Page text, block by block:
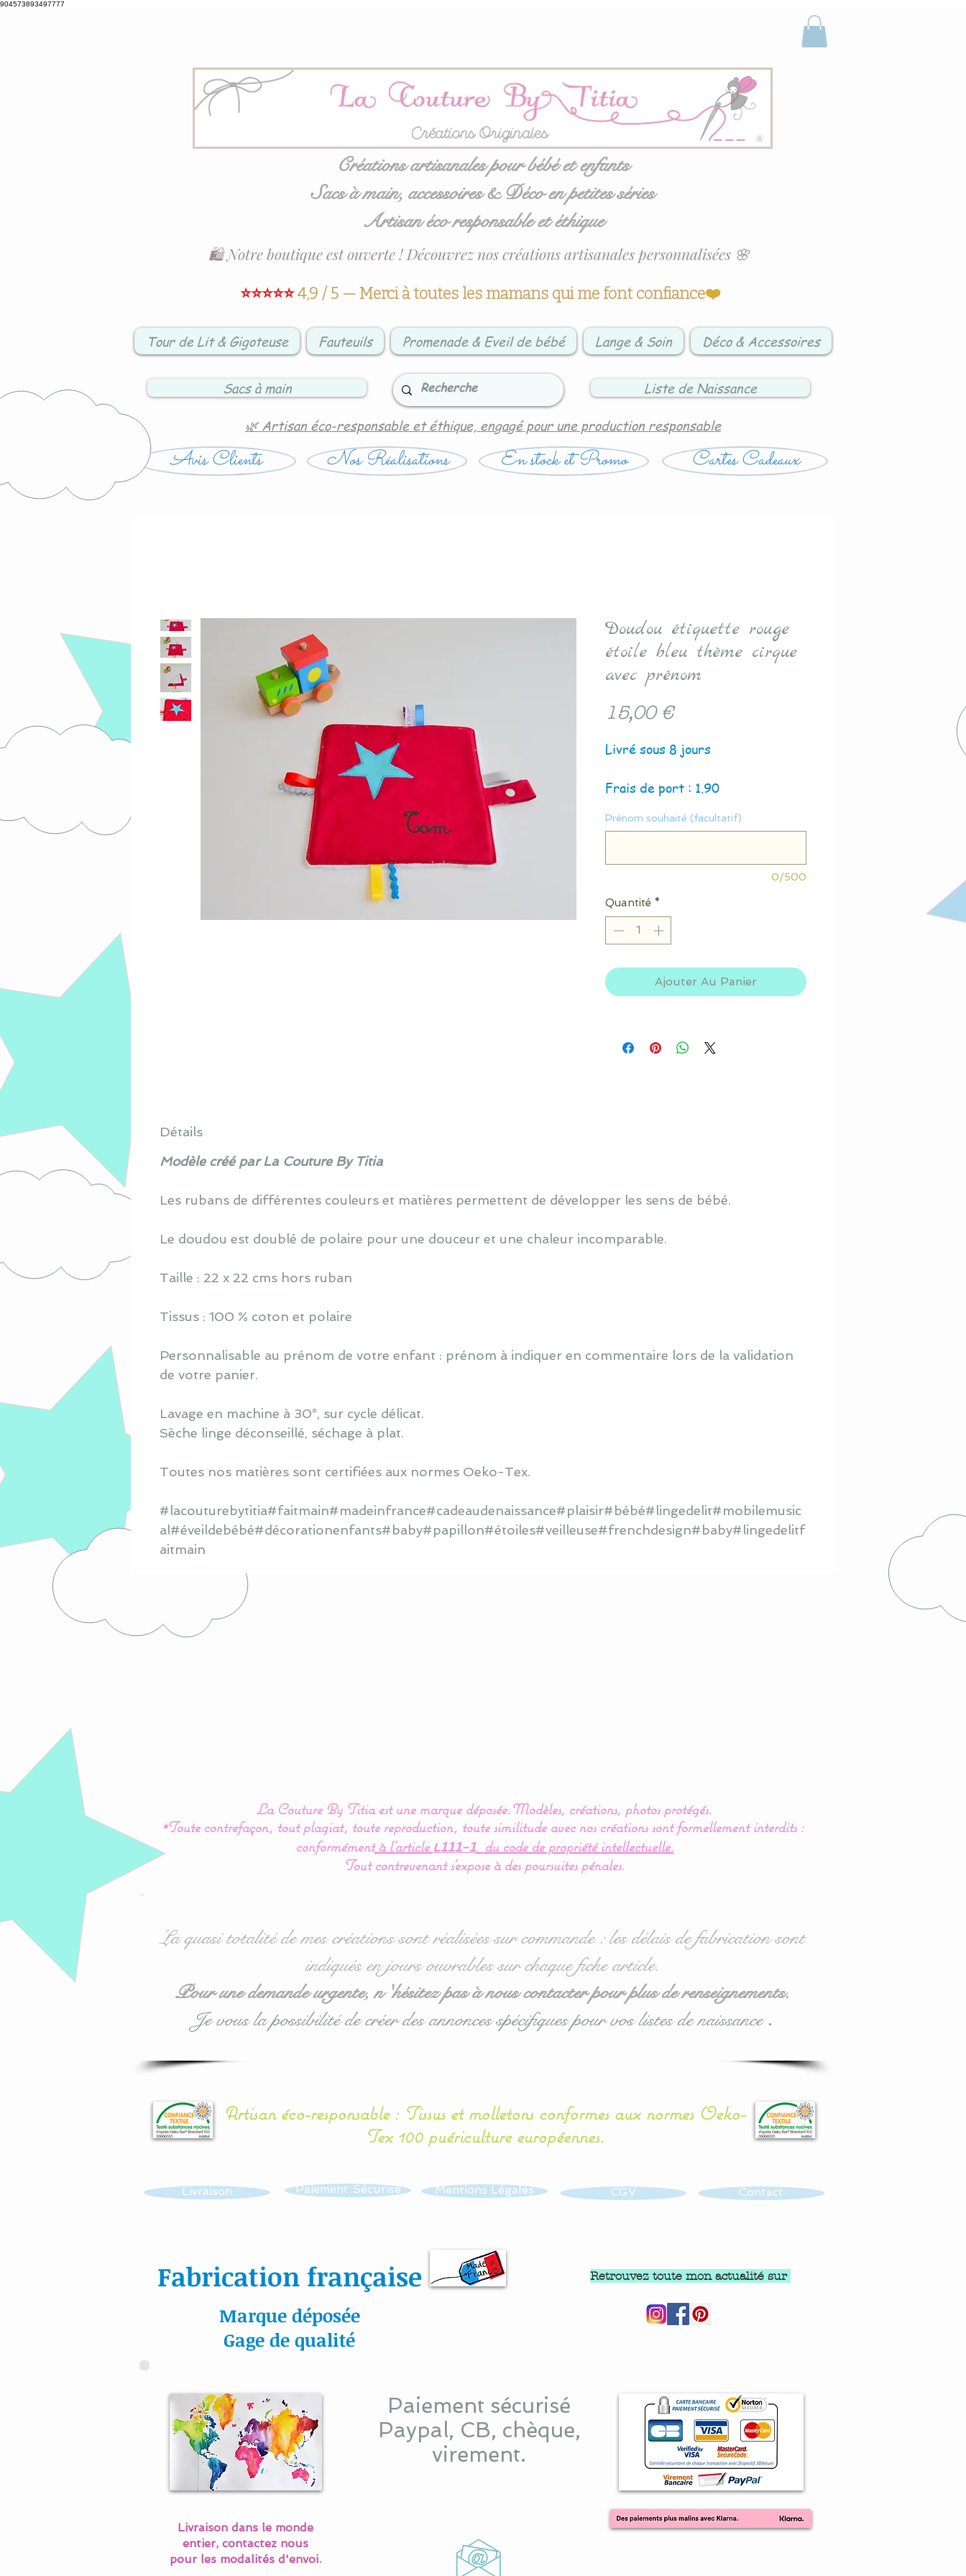
904573893497777
Créations artisanales pour bébé et enfants
Sacs à main, accessoires & Déco en petites séries
Artisan éco responsable et éthique
⭐⭐⭐⭐⭐4,9 / 5 — Merci à toutes les mamans qui me font confiance❤️
🛍️ Notre boutique est ouverte ! Découvrez nos créations artisanales personnalisées 🌸
Tour de Lit & Gigoteuse Fauteuils Promenade & Eveil de bébé Lange & Soin Déco & Accessoires
Sacs à main Liste de Naissance
🌿 Artisan éco-responsable et éthique, engagé pour une production responsable
Avis Clients Nos Réalisations En stock et Promo Cartes Cadeaux
Doudou étiquette rouge
étoile bleu thème cirque
avec prénom
15,00 €Prix
Livré sous 8 jours
Frais de port : 1.90
Prénom souhaité (facultatif)
0/500
Quantité *
Ajouter Au Panier
Détails
Modèle créé par La Couture By Titia
Les rubans de différentes couleurs et matières permettent de développer les sens de bébé.
Le doudou est doublé de polaire pour une douceur et une chaleur incomparable.
Taille : 22 x 22 cms hors ruban
Tissus : 100 % coton et polaire
Personnalisable au prénom de votre enfant : prénom à indiquer en commentaire lors de la validation
de votre panier.
Lavage en machine à 30°, sur cycle délicat.
Sèche linge déconseillé, séchage à plat.
Toutes nos matières sont certifiées aux normes Oeko-Tex.
#lacouturebytitia#faitmain#madeinfrance#cadeaudenaissance#plaisir#bébé#lingedelit#mobilemusic
al#éveildebébé#décorationenfants#baby#papillon#étoiles#veilleuse#frenchdesign#baby#lingedelitf
aitmain
La Couture By Titia est une marque déposée. Modèles, créations, photos protégés.
*Toute contrefaçon, tout plagiat, toute reproduction, toute similitude avec nos créations sont formellement interdits :
conformémentà l’article L111-1
du code de propriété intellectuelle.
Tout contrevenant s'expose à des poursuites pénales.
La quasi totalité de mes créations sont réalisées sur commande : les délais de fabrication sont
indiqués en jours ouvrables sur chaque fiche article.
Pour une demande urgente, n 'hésitez pas à nous contacter pour plus de renseignements.
Je vous la possibilité de créer des annonces spécifiques pour vos listes de naissance.
Artisan éco-responsable : Tissus et molletons conformes aux normes Oeko-
Tex 100 puériculture européennes.
Livraison Paiement Sécurisé Mentions Légales
Fabrication française
Marque déposée
Gage de qualité
CGV Contact
Retrouvez toute mon actualité sur
Livraison dans le monde
entier, contactez nous
pour les modalités d'envoi.
Paiement sécurisé
Paypal, CB, chèque,
virement.